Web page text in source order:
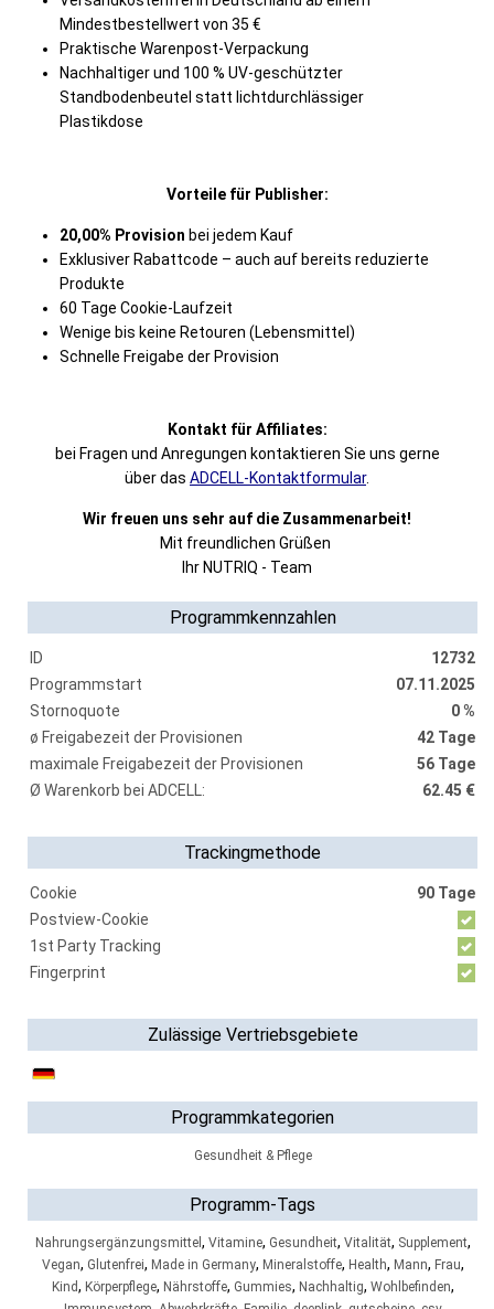
Mindestbestellwert von 35 €
Praktische Warenpost-Verpackung
Nachhaltiger und 100 % UV-geschützter
Standbodenbeutel statt lichtdurchlässiger
Plastikdose
Vorteile für Publisher:
20,00% Provision bei jedem Kauf
Exklusiver Rabattcode – auch auf bereits reduzierte
Produkte
60 Tage Cookie-Laufzeit
Wenige bis keine Retouren (Lebensmittel)
Schnelle Freigabe der Provision
Kontakt für Affiliates:
bei Fragen und Anregungen kontaktieren Sie uns gerne
über das ADCELL-Kontaktformular.
Wir freuen uns sehr auf die Zusammenarbeit!
Mit freundlichen Grüßen
Ihr NUTRIQ - Team
Programmkennzahlen
ID
12732
Programmstart
07.11.2025
Stornoquote
0 %
ø Freigabezeit der Provisionen
42 Tage
maximale Freigabezeit der Provisionen
56 Tage
Ø Warenkorb bei ADCELL:
62.45 €
Trackingmethode
Cookie
90 Tage
Postview-Cookie
1st Party Tracking
Fingerprint
Zulässige Vertriebsgebiete
Programmkategorien
Gesundheit & Pflege
Programm-Tags
Nahrungsergänzungsmittel , Vitamine, Gesundheit, Vitalität, Supplement,
Vegan, Glutenfrei, Made in Germany, Mineralstoffe, Health, Mann, Frau,
Kind, Körperpflege, Nährstoffe, Gummies, Nachhaltig, Wohlbefinden,